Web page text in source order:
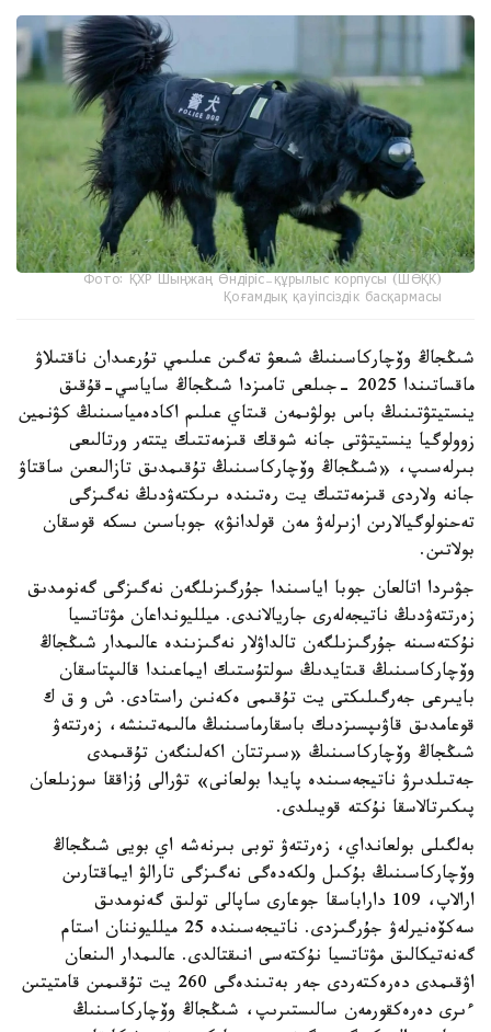
Фото: ҚХР Шыңжаң Өндіріс-құрылыс корпусы (ШӨҚК)
Қоғамдық қауіпсіздік басқармасы
شىڭجاڭ وۆچاركاسىنىڭ شىعۋ تەگىن عىلىمي تۇرعىدان ناقتىلاۋ
ماقساتىندا 2025 -جىلعى تامىزدا شىڭجاڭ ساياسي-قۇقىق
ينستيتۋتىنىڭ باس بولۋىمەن قىتاي عىلىم اكادەمياسىنىڭ كۋنمين
زوولوگيا ينستيتۋتى جانە شوقك قىزمەتتىك يتتەر ورتالىعى
بىرلەسىپ، «شىڭجاڭ وۆچاركاسىنىڭ تۇقىمدىق تازالىعىن ساقتاۋ
جانە ولاردى قىزمەتتىك يت رەتىندە ىرىكتەۋدىڭ نەگىزگى
تەحنولوگيالارىن ازىرلەۋ مەن قولدانۋ» جوباسىن ىسكە قوسقان
بولاتىن.
جۋىردا اتالعان جوبا اياسىندا جۇرگىزىلگەن نەگىزگى گەنومدىق
زەرتتەۋدىڭ ناتيجەلەرى جاريالاندى. ميلليونداعان مۋتاتسيا
نۇكتەسىنە جۇرگىزىلگەن تالداۋلار نەگىزىندە عالىمدار شىڭجاڭ
وۆچاركاسىنىڭ قىتايدىڭ سولتۇستىك ايماعىندا قالىپتاسقان
بايىرعى جەرگىلىكتى يت تۇقىمى ەكەنىن راستادى. ش و ق ك
قوعامدىق قاۋىپسىزدىك باسقارماسىنىڭ مالىمەتىنشە، زەرتتەۋ
شىڭجاڭ وۆچاركاسىنىڭ «سىرتتان اكەلىنگەن تۇقىمدى
جەتىلدىرۋ ناتيجەسىندە پايدا بولعانى» تۋرالى ۇزاققا سوزىلعان
پىكىرتالاسقا نۇكتە قويىلدى.
بەلگىلى بولعانداي، زەرتتەۋ توبى بىرنەشە اي بويى شىڭجاڭ
وۆچاركاسىنىڭ بۇكىل ولكەدەگى نەگىزگى تارالۋ ايماقتارىن
ارالاپ، 109 داراباسقا جوعارى ساپالى تولىق گەنومدىق
سەكۆەنيرلەۋ جۇرگىزدى. ناتيجەسىندە 25 ميلليوننان استام
گەنەتيكالىق مۋتاتسيا نۇكتەسى انىقتالدى. عالىمدار الىنعان
اۋقىمدى دەرەكتەردى جەر بەتىندەگى 260 يت تۇقىمىن قامتيتىن
ءىرى دەرەكقورمەن سالىستىرىپ، شىڭجاڭ وۆچاركاسىنىڭ